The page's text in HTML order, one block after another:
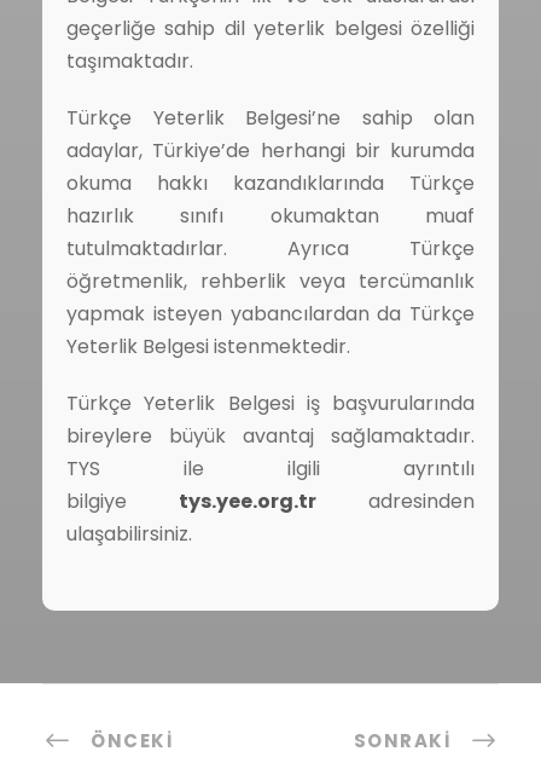
geçerliğe sahip dil yeterlik belgesi özelliği
taşımaktadır.
Türkçe Yeterlik Belgesi’ne sahip olan
adaylar, Türkiye’de herhangi bir kurumda
okuma hakkı kazandıklarında Türkçe
hazırlık sınıfı okumaktan muaf
tutulmaktadırlar. Ayrıca Türkçe
öğretmenlik, rehberlik veya tercümanlık
yapmak isteyen yabancılardan da Türkçe
Yeterlik Belgesi istenmektedir.
Türkçe Yeterlik Belgesi iş başvurularında
bireylere büyük avantaj sağlamaktadır.
TYS ile ilgili ayrıntılı
bilgiye tys.yee.org.tr adresinden
ulaşabilirsiniz.
ÖNCEKI SONRAKI